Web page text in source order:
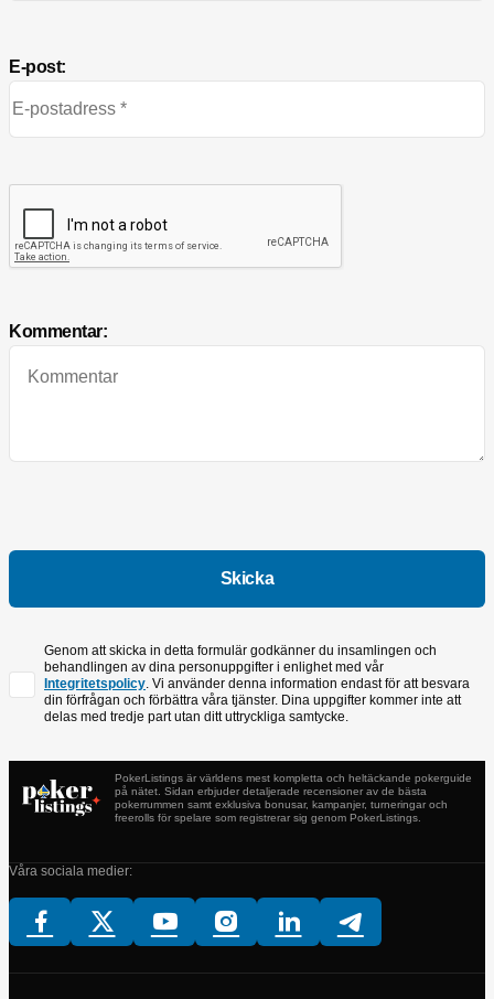
E-post:
Kommentar:
Genom att skicka in detta formulär godkänner du insamlingen och
behandlingen av dina personuppgifter i enlighet med vår
Integritetspolicy. Vi använder denna information endast för att besvara
din förfrågan och förbättra våra tjänster. Dina uppgifter kommer inte att
delas med tredje part utan ditt uttryckliga samtycke.
PokerListings är världens mest kompletta och heltäckande pokerguide
på nätet. Sidan erbjuder detaljerade recensioner av de bästa
pokerrummen samt exklusiva bonusar, kampanjer, turneringar och
freerolls för spelare som registrerar sig genom PokerListings.
Våra sociala medier: